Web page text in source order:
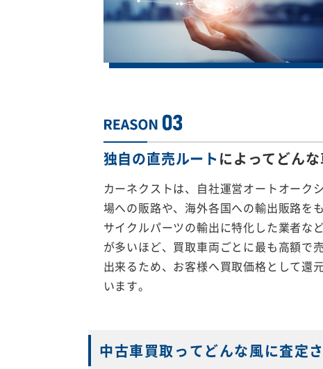
独自の直売ルートによってどんな
カーネクストは、自社運営オートオーク
場への販路や、海外各国への輸出販路を
サイクルパーツの輸出に特化した業者な
が多いほど、買取車両ごとに最も高額で
出来るため、お客様へ買取価格として還
います。
中古車買取ってどんな風に査定